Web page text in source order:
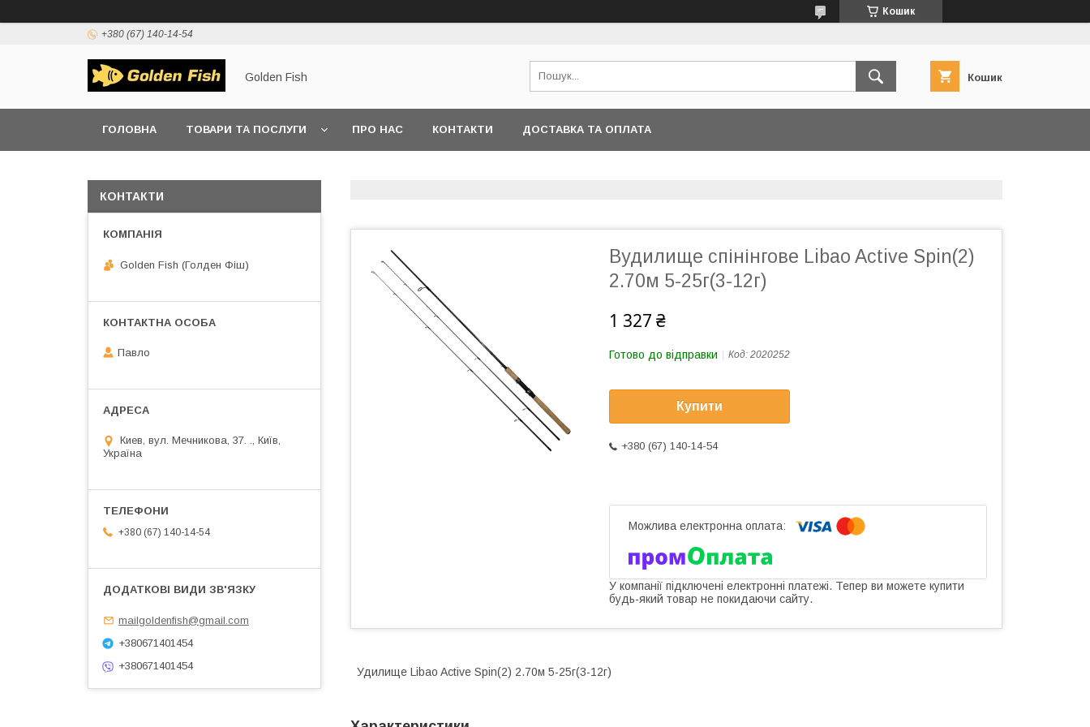
Кошик
+380 (67) 140-14-54
Golden Fish Кошик
ГОЛОВНА ТОВАРИ ТА ПОСЛУГИ ПРО НАС КОНТАКТИ ДОСТАВКА ТА ОПЛАТА
Вудилище спінінгове Libao Active Spin(2)
2.70м 5-25г(3-12г)
1 327 ₴
Готово до відправки Код: 2020252
Купити
+380 (67) 140-14-54
У компанії підключені електронні платежі. Тепер ви можете купити
будь-який товар не покидаючи сайту.
Удилище Libao Active Spin(2) 2.70м 5-25г(3-12г)
КОНТАКТИ
Golden Fish (Голден Фіш)
Павло
Киев, вул. Мечникова, 37. ., Київ,
Україна
+380 (67) 140-14-54
mailgoldenfish@gmail.com
+380671401454
+380671401454